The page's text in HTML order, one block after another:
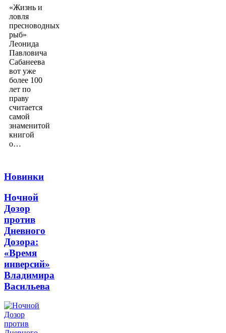
«Жизнь и
ловля
пресноводных
рыб»
Леонида
Павловича
Сабанеева
вот уже
более 100
лет по
праву
считается
самой
знаменитой
книгой
о…
Новинки
Ночной
Дозор
против
Дневного
Дозора:
«Время
инверсий»
Владимира
Васильева